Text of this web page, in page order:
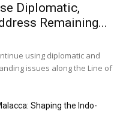
Diplomatic,
Remaining...
using diplomatic and
issues along the Line of
Shaping the Indo-